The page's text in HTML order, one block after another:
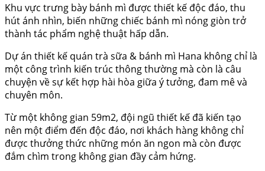
Khu vực trưng bày bánh mì được thiết kế độc đáo, thu
hút ánh nhìn, biến những chiếc bánh mì nóng giòn trở
thành tác phẩm nghệ thuật hấp dẫn.
Dự án thiết kế quán trà sữa & bánh mì Hana không chỉ là
một công trình kiến trúc thông thường mà còn là câu
chuyện về sự kết hợp hài hòa giữa ý tưởng, đam mê và
chuyên môn.
Từ một không gian 59m2, đội ngũ thiết kế đã kiến tạo
nên một điểm đến độc đáo, nơi khách hàng không chỉ
được thưởng thức những món ăn ngon mà còn được
đắm chìm trong không gian đầy cảm hứng.